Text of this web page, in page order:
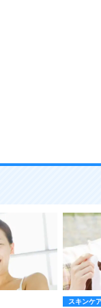
スキンケ